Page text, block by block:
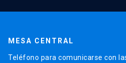
MESA CENTRAL
Teléfono para comunicarse con